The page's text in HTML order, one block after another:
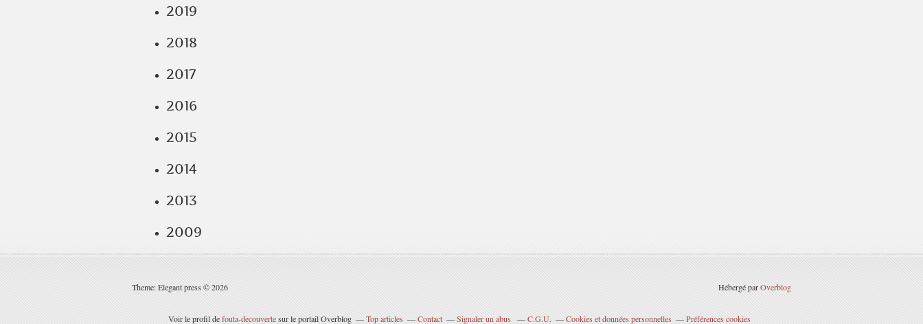
2019
2018
2017
2016
2015
2014
2013
2009
Theme: Elegant press © 2026 Hébergé parOverblog
Voir le profil defouta-decouvertesur le portail Overblog Top articles Contact Signaler un abus C.G.U. Cookies et données personnelles Préférences cookies